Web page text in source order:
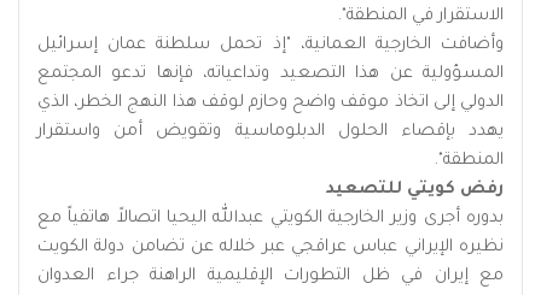
الاستقرار في المنطقة".
وأضافت الخارجية العمانية، "إذ تحمل سلطنة عمان إسرائيل
المسؤولية عن هذا التصعيد وتداعياته، فإنها تدعو المجتمع
الدولي إلى اتخاذ موقف واضح وحازم لوقف هذا النهج الخطر، الذي
يهدد بإقصاء الحلول الدبلوماسية وتقويض أمن واستقرار
المنطقة".
رفض كويتي للتصعيد
بدوره أجرى وزير الخارجية الكويتي عبدالله اليحيا اتصالاً هاتفياً مع
نظيره الإيراني عباس عراقجي عبر خلاله عن تضامن دولة الكويت
مع إيران في ظل التطورات الإقليمية الراهنة جراء العدوان